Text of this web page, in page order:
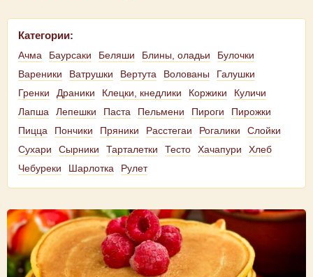
Категории:
Ачма Баурсаки Беляши Блины, оладьи
Булочки
Вареники
Ватрушки Вертута Волованы
Галушки
Гренки
Драники Клецки, кнедлики Коржики
Куличи
Лапша
Лепешки Паста Пельмени Пироги
Пирожки
Пицца
Пончики Пряники Расстегаи Рогалики
Слойки
Сухари
Сырники Тарталетки Тесто Хачапури
Хлеб
Чебуреки
Шарлотка Рулет